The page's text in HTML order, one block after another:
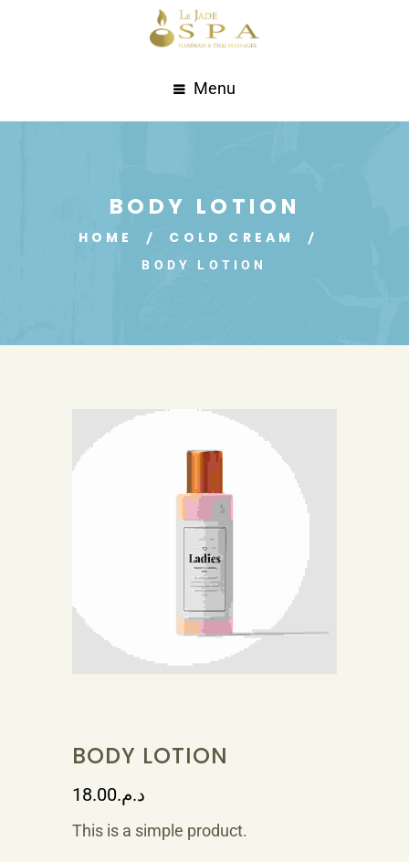
Menu
BODY LOTION
HOME COLD CREAM
BODY LOTION
BODY LOTION
د.م.18.00
This is a simple product.